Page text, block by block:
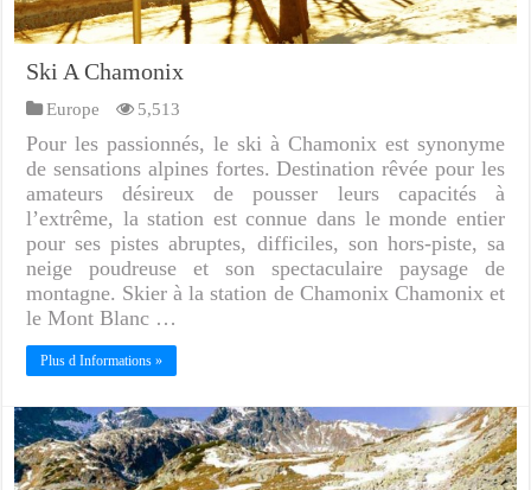
Ski A Chamonix
Europe 5,513
Pour les passionnés, le ski à Chamonix est synonyme
de sensations alpines fortes. Destination rêvée pour les
amateurs désireux de pousser leurs capacités à
l’extrême, la station est connue dans le monde entier
pour ses pistes abruptes, difficiles, son hors-piste, sa
neige poudreuse et son spectaculaire paysage de
montagne. Skier à la station de Chamonix Chamonix et
le Mont Blanc …
Plus d Informations »